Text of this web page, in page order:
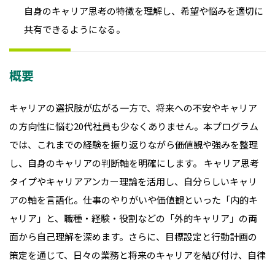
自身のキャリア思考の特徴を理解し、希望や悩みを適切に
共有できるようになる。
概要
キャリアの選択肢が広がる一方で、将来への不安やキャリア
の方向性に悩む20代社員も少なくありません。本プログラム
では、これまでの経験を振り返りながら価値観や強みを整理
し、自身のキャリアの判断軸を明確にします。 キャリア思考
タイプやキャリアアンカー理論を活用し、自分らしいキャリ
アの軸を言語化。仕事のやりがいや価値観といった「内的キ
ャリア」と、職種・経験・役割などの「外的キャリア」の両
面から自己理解を深めます。さらに、目標設定と行動計画の
策定を通じて、日々の業務と将来のキャリアを結び付け、自律